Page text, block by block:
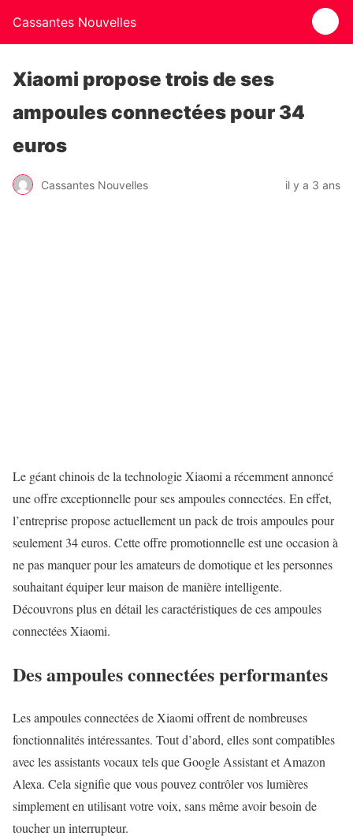
Cassantes Nouvelles
Xiaomi propose trois de ses
ampoules connectées pour 34
euros
Cassantes Nouvelles il y a 3 ans
Le géant chinois de la technologie Xiaomi a récemment annoncé
une offre exceptionnelle pour ses ampoules connectées. En effet,
l’entreprise propose actuellement un pack de trois ampoules pour
seulement 34 euros. Cette offre promotionnelle est une occasion à
ne pas manquer pour les amateurs de domotique et les personnes
souhaitant équiper leur maison de manière intelligente.
Découvrons plus en détail les caractéristiques de ces ampoules
connectées Xiaomi.
Des ampoules connectées performantes
Les ampoules connectées de Xiaomi offrent de nombreuses
fonctionnalités intéressantes. Tout d’abord, elles sont compatibles
avec les assistants vocaux tels que Google Assistant et Amazon
Alexa. Cela signifie que vous pouvez contrôler vos lumières
simplement en utilisant votre voix, sans même avoir besoin de
toucher un interrupteur.